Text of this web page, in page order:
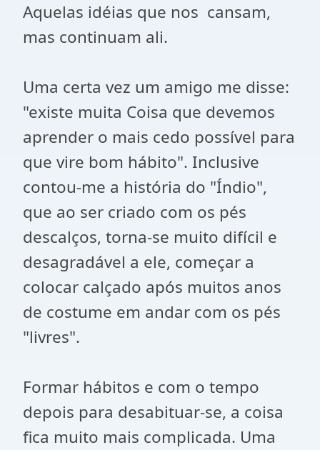
Aquelas idéias que nos cansam,
mas continuam ali.
Uma certa vez um amigo me disse:
"existe muita Coisa que devemos
aprender o mais cedo possível para
que vire bom hábito". Inclusive
contou-me a história do "Índio",
que ao ser criado com os pés
descalços, torna-se muito difícil e
desagradável a ele, começar a
colocar calçado após muitos anos
de costume em andar com os pés
"livres".
Formar hábitos e com o tempo
depois para desabituar-se, a coisa
fica muito mais complicada. Uma